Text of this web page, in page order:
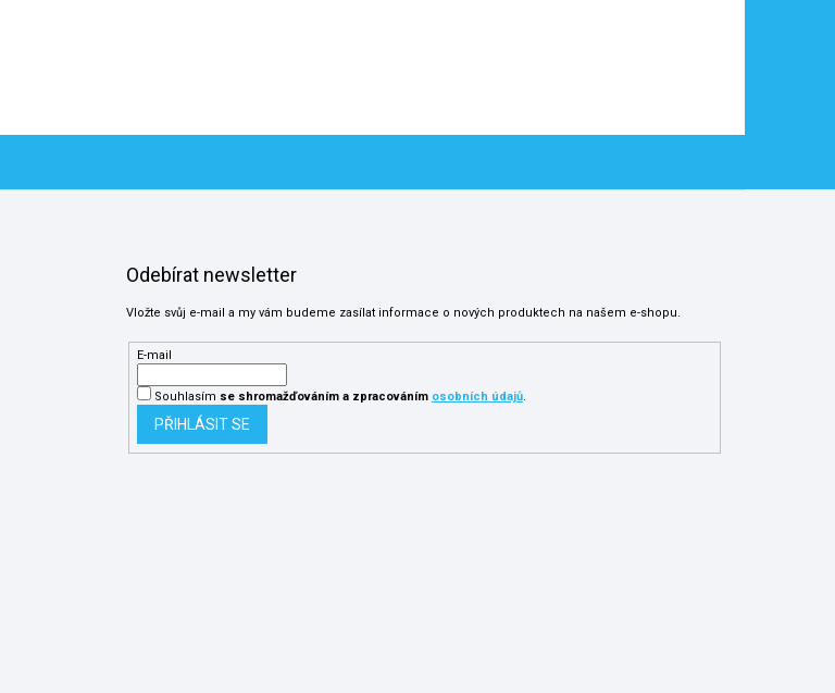
Odebírat newsletter
Vložte svůj e-mail a my vám budeme zasílat informace o nových produktech na našem e-shopu.
E-mail
Souhlasím se shromažďováníma zpracováním osobních údajů.
PŘIHLÁSIT SE